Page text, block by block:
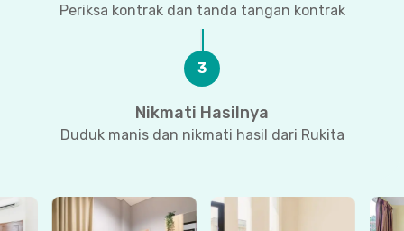
Periksa kontrak dan tanda tangan kontrak
3
Nikmati Hasilnya
Duduk manis dan nikmati hasil dari Rukita